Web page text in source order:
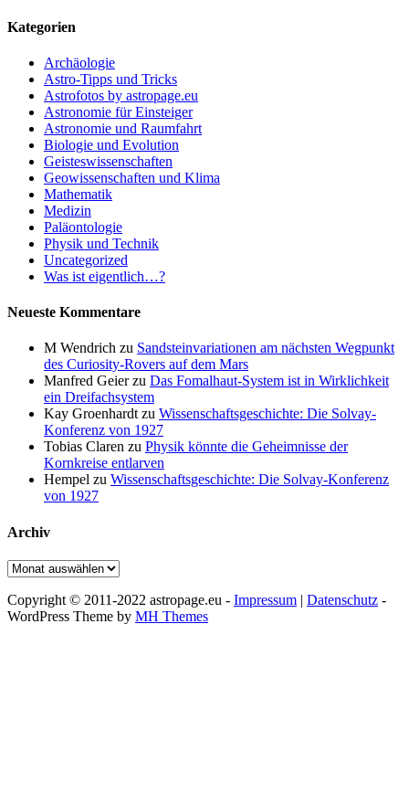
Kategorien
Archäologie
Astro-Tipps und Tricks
Astrofotos by astropage.eu
Astronomie für Einsteiger
Astronomie und Raumfahrt
Biologie und Evolution
Geisteswissenschaften
Geowissenschaften und Klima
Mathematik
Medizin
Paläontologie
Physik und Technik
Uncategorized
Was ist eigentlich…?
Neueste Kommentare
M Wendrich zu Sandsteinvariationen am nächsten Wegpunkt
des Curiosity-Rovers auf dem Mars
Manfred Geierzu Das Fomalhaut-System ist in Wirklichkeit
ein Dreifachsystem
Kay Groenhardtzu Wissenschaftsgeschichte: Die Solvay-
Konferenz von 1927
Tobias Claren zu Physik könnte die Geheimnisse der
Kornkreise entlarven
Hempel zu Wissenschaftsgeschichte: Die Solvay-Konferenz
von 1927
Archiv
Archiv
Copyright © 2011-2022 astropage.eu - Impressum | Datenschutz -
WordPress Theme by MH Themes